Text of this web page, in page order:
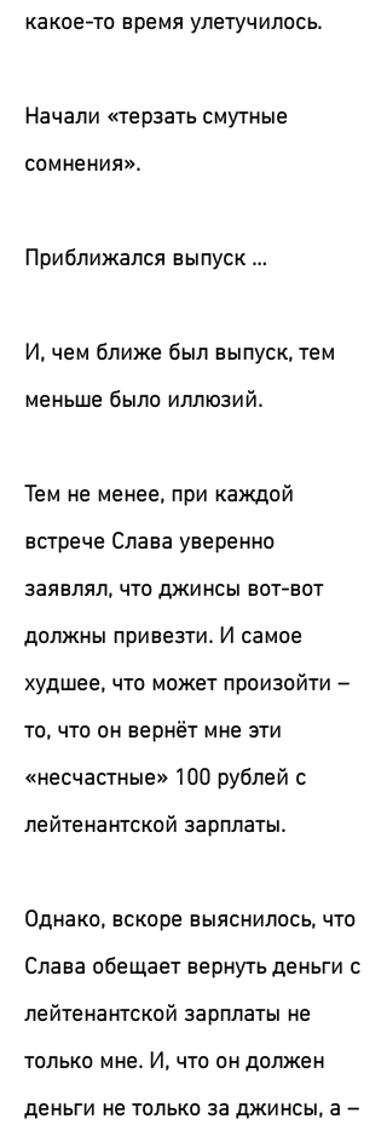
какое-то время улетучилось.
Начали «терзать смутные
сомнения».
Приближался выпуск …
И, чем ближе был выпуск, тем
меньше было иллюзий.
Тем не менее, при каждой
встрече Слава уверенно
заявлял, что джинсы вот-вот
должны привезти. И самое
худшее, что может произойти –
то, что он вернёт мне эти
«несчастные» 100 рублей с
лейтенантской зарплаты.
Однако, вскоре выяснилось, что
Слава обещает вернуть деньги с
лейтенантской зарплаты не
только мне. И, что он должен
деньги не только за джинсы, а –